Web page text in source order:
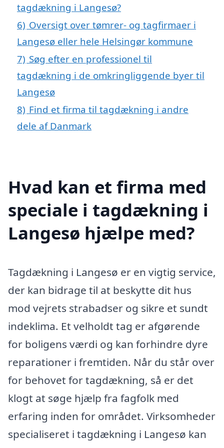
tagdækning i Langesø?
6) Oversigt over tømrer- og tagfirmaer i
Langesø eller hele Helsingør kommune
7) Søg efter en professionel til
tagdækning i de omkringliggende byer til
Langesø
8) Find et firma til tagdækning i andre
dele af Danmark
Hvad kan et firma med
speciale i tagdækning i
Langesø hjælpe med?
Tagdækning i Langesø er en vigtig service,
der kan bidrage til at beskytte dit hus
mod vejrets strabadser og sikre et sundt
indeklima. Et velholdt tag er afgørende
for boligens værdi og kan forhindre dyre
reparationer i fremtiden. Når du står over
for behovet for tagdækning, så er det
klogt at søge hjælp fra fagfolk med
erfaring inden for området. Virksomheder
specialiseret i tagdækning i Langesø kan